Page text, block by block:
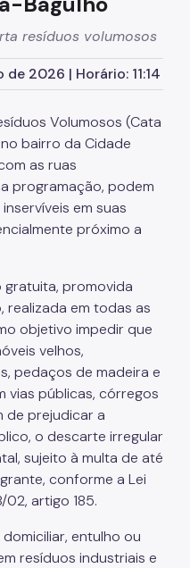
resíduos volumosos
2026 | Horário: 11:14
Volumosos (Cata
bairro da Cidade
as ruas
programação, podem
em suas
próximo a
gratuita, promovida
realizada em todas as
objetivo impedir que
velhos,
pedaços de madeira e
vias públicas, córregos
de prejudicar a
o descarte irregular
sujeito à multa de até
conforme a Lei
02, artigo 185.
entulho ou
resíduos industriais e